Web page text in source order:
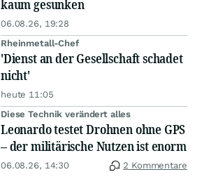
kaum gesunken
06.08.26, 19:28
Rheinmetall-Chef
'Dienst an der Gesellschaft schadet
nicht'
heute 11:05
Diese Technik verändert alles
Leonardo testet Drohnen ohne GPS
– der militärische Nutzen ist enorm
06.08.26, 14:30 2 Kommentare